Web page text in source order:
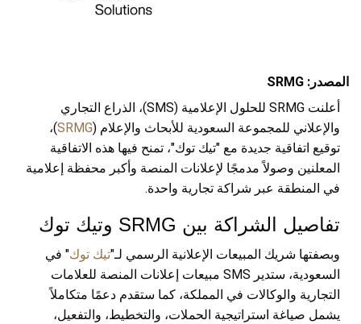
المصدر: SRMG
أعلنت SRMG للحلول الإعلامية (SMS)، الذراع التجاري
والإعلاني للمجموعة السعودية للأبحاث والإعلام (SRMG)،
توقيع اتفاقية جديدة مع "تيك توك"، تمنح فيها هذه الاتفاقية
المعلنين وصولاً مدمجًا لإعلانات المنصة وأكبر محفظة إعلامية
في المنطقة عبر شراكة تجارية واحدة.
تفاصيل الشراكة بين SRMG وتيك توك
وبصفتها شريك المبيعات الإعلانية الرسمي لـ"تيك توك" في
السعودية، ستدير SMS مبيعات إعلانات المنصة للعلامات
التجارية والوكالات في المملكة، كما ستقدم دعمًا متكاملاً
يشمل صياغة استراتيجية الحملات، والتخطيط، والتفعيل،